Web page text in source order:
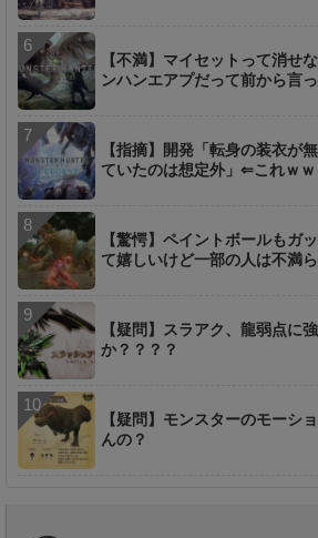
【不満】マイセットって消せ
ンハンエアプだって前から言
【指摘】開発「転身の装衣が
ていたのは想定外」⇐これｗｗ
【驚愕】ペイントボールもガ
て嬉しいけど一部の人は不満
【疑問】スラアク、龍弱点に
か？？？？
【疑問】モンスターのモーシ
んの？